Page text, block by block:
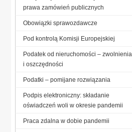
prawa zamówień publicznych
Obowiązki sprawozdawcze
Pod kontrolą Komisji Europejskiej
Podatek od nieruchomości – zwolnienia
i oszczędności
Podatki – pomijane rozwiązania
Podpis elektroniczny: składanie
oświadczeń woli w okresie pandemii
Praca zdalna w dobie pandemii